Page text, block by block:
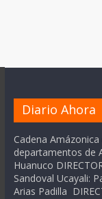
Diario Ahora
Cadena
departamentos de
Huanuco
Sandoval Ucayali:
Arias Padilla